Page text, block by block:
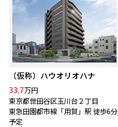
（仮称）ハウオリオハナ
33.7万円
東京都世田谷区玉川台２丁目
東急田園都市線「用賀」駅 徒歩6分
予定